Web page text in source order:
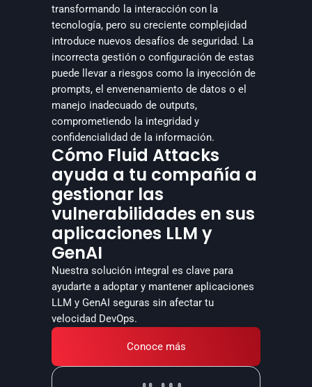
transformando la interacción con la
tecnología, pero su creciente complejidad
introduce nuevos desafíos de seguridad. La
incorrecta gestión o configuración de estas
puede llevar a riesgos como la inyección de
prompts, el envenenamiento de datos o el
manejo inadecuado de outputs,
comprometiendo la integridad y
confidencialidad de la información.
Cómo Fluid Attacks
ayuda a tu compañía a
gestionar las
vulnerabilidades en sus
aplicaciones LLM y
GenAI
Nuestra solución integral es clave para
ayudarte a adoptar y mantener aplicaciones
LLM y GenAI seguras sin afectar tu
velocidad DevOps.
Conoce más